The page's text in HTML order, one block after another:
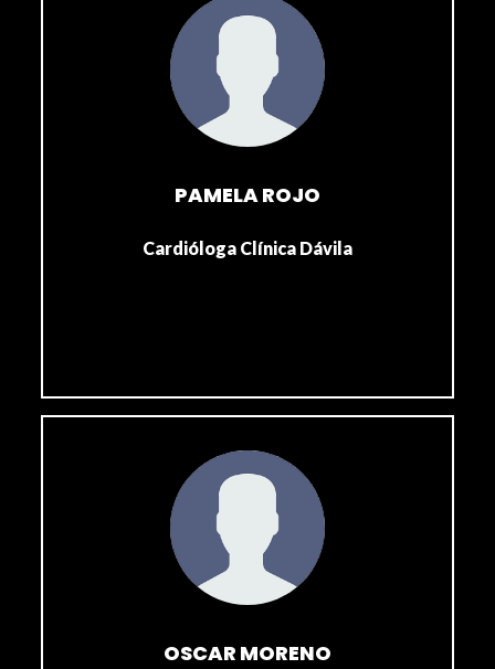
PAMELA ROJO
Cardióloga Clínica Dávila
OSCAR MORENO